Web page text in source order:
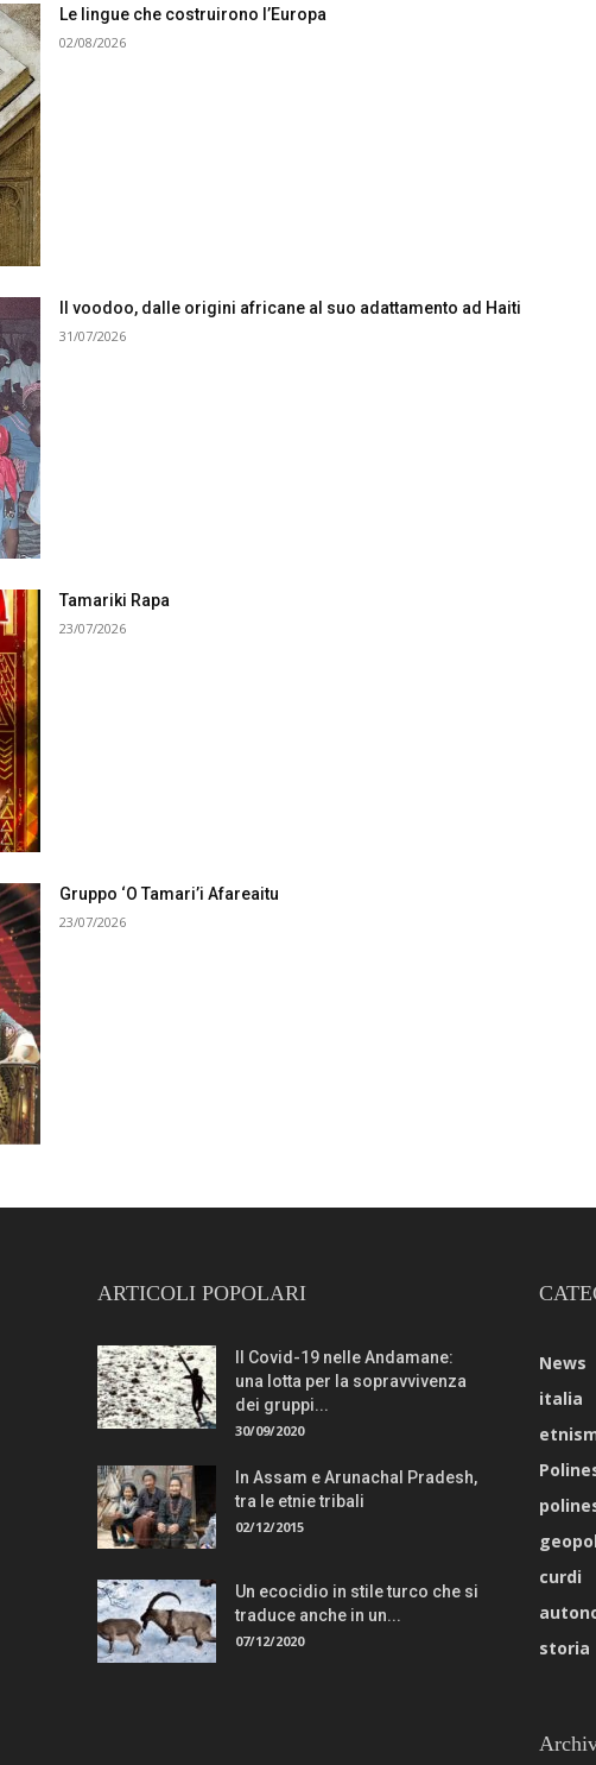
Le lingue che costruirono l’Europa
02/08/2026
Il voodoo, dalle origini africane al suo adattamento ad Haiti
31/07/2026
Tamariki Rapa
23/07/2026
Gruppo ‘O Tamari’i Afareaitu
23/07/2026
ARTICOLI POPOLARI
Il Covid-19 nelle Andamane:
una lotta per la sopravvivenza
dei gruppi...
30/09/2020
In Assam e Arunachal Pradesh,
tra le etnie tribali
02/12/2015
Un ecocidio in stile turco che si
traduce anche in un...
07/12/2020
News
italia
curdi
storia